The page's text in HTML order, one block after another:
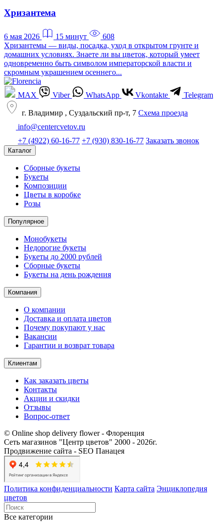
Хризантема
6 мая 2026 15 минут
608
Хризантемы — виды, посадка, уход в открытом грунте и
домашних условиях. Знаете ли вы цветок, который умеет
одновременно быть символом императорской власти и
скромным украшением осеннего...
MAX Viber WhatsApp Vkontakte Telegram
г. Владимир , Суздальский пр-т, 7 Cхема проезда
info@centercvetov.ru
+7 (4922) 60-16-77 +7 (930) 830-16-77 Заказать звонок
Каталог
Сборные букеты
Букеты
Композиции
Цветы в коробке
Розы
Популярное
Монобукеты
Недорогие букеты
Букеты до 2000 рублей
Сборные букеты
Букеты на день рождения
Компания
О компании
Доставка и оплата цветов
Почему покупают у нас
Вакансии
Гарантии и возврат товара
Клиентам
Как заказать цветы
Контакты​
Акции и скидки
Отзывы
Вопрос-ответ
© Online shop delivery flower - Флоренция
Сеть магазинов "Центр цветов" 2000 ‐ 2026г.
Продвижение сайта - SEO Панацея
Политика конфиденциальности Карта сайта Энциклопедия
цветов
Все категории